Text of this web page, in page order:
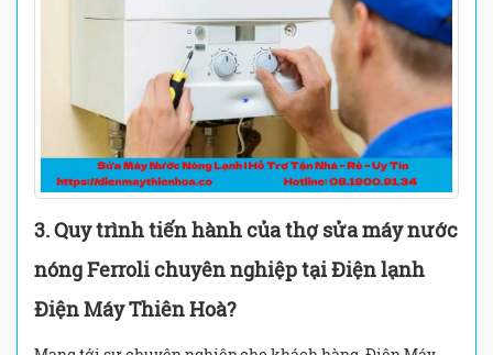
3. Quy trình tiến hành của thợ sửa máy nước
nóng Ferroli chuyên nghiệp tại Điện lạnh
Điện Máy Thiên Hoà?